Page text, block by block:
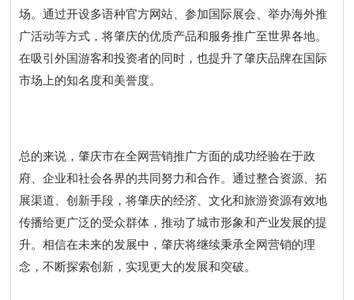
场。通过开设多语种官方网站、参加国际展会、举办海外推
广活动等方式，将肇庆的优质产品和服务推广至世界各地。
在吸引外国游客和投资者的同时，也提升了肇庆品牌在国际
市场上的知名度和美誉度。
总的来说，肇庆市在全网营销推广方面的成功经验在于政
府、企业和社会各界的共同努力和合作。通过整合资源、拓
展渠道、创新手段，将肇庆的经济、文化和旅游资源有效地
传播给更广泛的受众群体，推动了城市形象和产业发展的提
升。相信在未来的发展中，肇庆将继续秉承全网营销的理
念，不断探索创新，实现更大的发展和突破。